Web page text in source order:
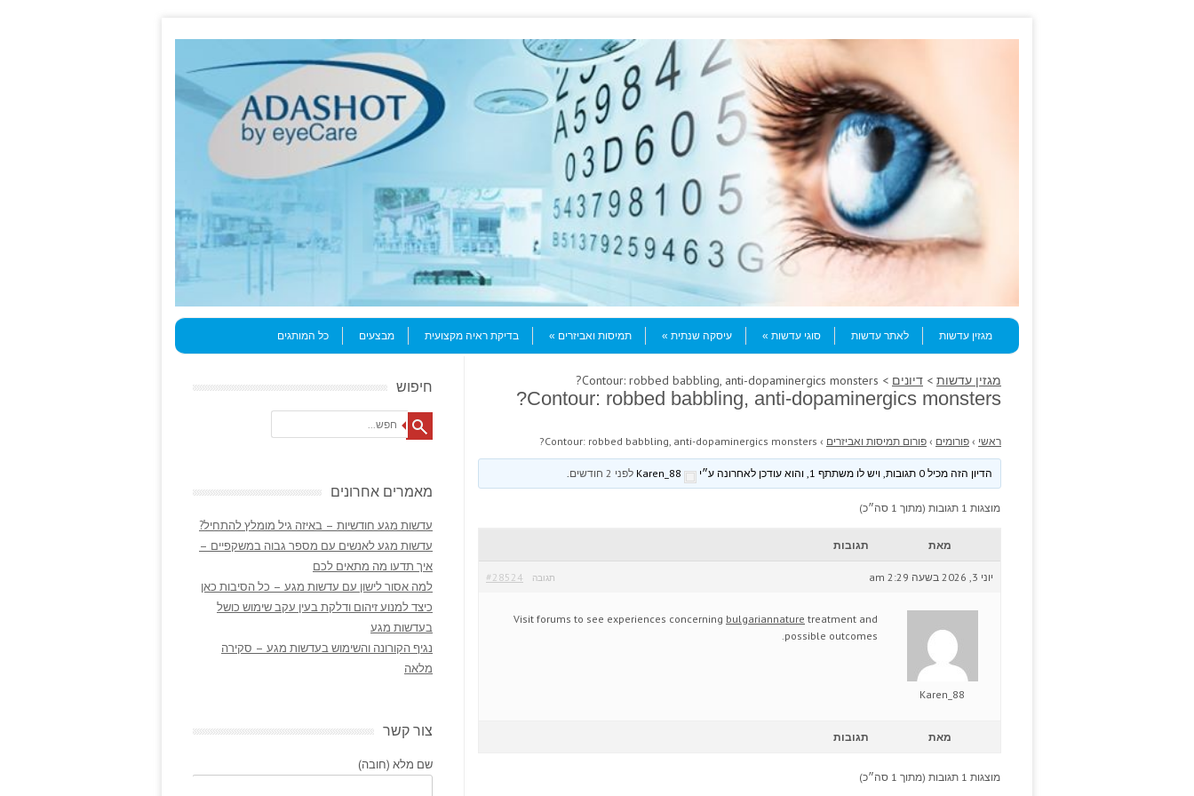
Menu
Skip to content
מגזין עדשות
לאתר עדשות סוגי עדשות עיסקה שנתית תמיסות ואביזרים בדיקת ראיה מקצועית מבצעים כל המותגים
מגזין עדשות > דיונים > Contour: robbed babbling, anti-dopaminergics monsters?
Contour: robbed babbling, anti-dopaminergics monsters?
ראשי › פורומים › פורום תמיסות ואביזרים ›
Contour: robbed babbling, anti-dopaminergics monsters?
הדיון הזה מכיל 0 תגובות, ויש לו משתתף 1, והוא עודכן לאחרונה ע״י לפני 2 חודשים
מוצגות 1 תגובות (מתוך 1 סה״כ)
מאת תגובות
יוני 3, 2026 בשעה 2:29 am #28524 תגובה
Karen_88
Visit forums to see experiences concerning bulgariannature treatment and
possible outcomes.
מאת תגובות
מוצגות 1 תגובות (מתוך 1 סה״כ)
חיפוש
Search
מאמרים אחרונים
עדשות מגע חודשיות – באיזה גיל מומלץ להתחיל?
עדשות מגע לאנשים עם מספר גבוה במשקפיים –
איך תדעו מה מתאים לכם
למה אסור לישון עם עדשות מגע – כל הסיבות כאן
כיצד למנוע זיהום ודלקת בעין עקב שימוש כושל
בעדשות מגע
נגיף הקורונה והשימוש בעדשות מגע – סקירה
מלאה
צור קשר
שם מלא (חובה)